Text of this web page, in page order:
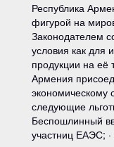
Республика
фигурой на
Законодателем
условия как для
продукции на её
Армения
следующие
Беспошлинный
участниц ЕАЭС;